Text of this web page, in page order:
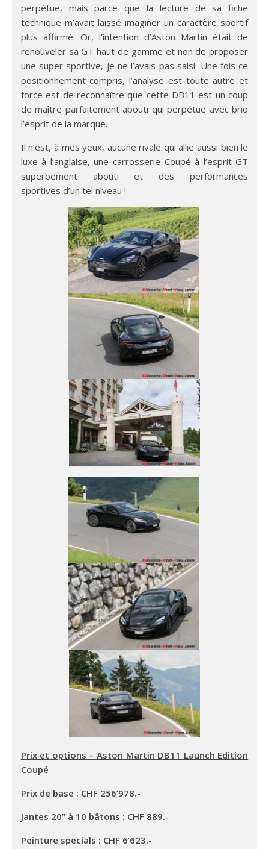
perpétue, mais parce que la lecture de sa fiche
technique m’avait laissé imaginer un caractère sportif
plus affirmé. Or, l’intention d’Aston Martin était de
renouveler sa GT haut de gamme et non de proposer
une super sportive, je ne l’avais pas saisi. Une fois ce
positionnement compris, l’analyse est toute autre et
force est de reconnaître que cette DB11 est un coup
de maître parfaitement abouti qui perpétue avec brio
l’esprit de la marque.
Il n’est, à mes yeux, aucune rivale qui allie aussi bien le
luxe à l’anglaise, une carrosserie Coupé à l’esprit GT
superbement abouti et des performances
sportives d’un tel niveau !
Prix et options – Aston Martin DB11 Launch Edition
Coupé
Prix de base : CHF 256’978.-
Jantes 20’’ à 10 bâtons : CHF 889.-
Peinture specials : CHF 6’623.-